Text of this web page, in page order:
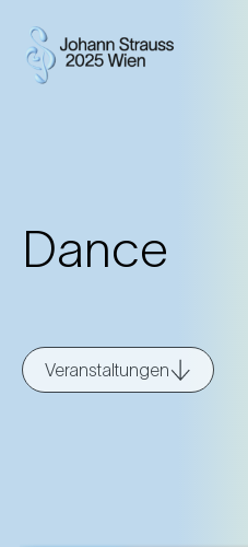
Dance
Veranstaltungen